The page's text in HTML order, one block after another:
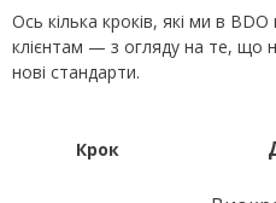
Ось кілька кроків, які ми в
клієнтам — з огляду на те, що
нові стандарти.
Крок